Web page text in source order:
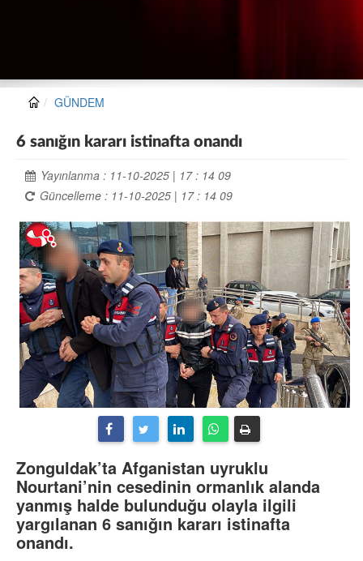
GÜNDEM
6 sanığın kararı istinafta onandı
Yayınlanma : 11-10-2025 | 17 : 14 09
Güncelleme : 11-10-2025 | 17 : 14 09
Zonguldak’ta Afganistan uyruklu
Nourtani’nin cesedinin ormanlık alanda
yanmış halde bulunduğu olayla ilgili
yargılanan 6 sanığın kararı istinafta
onandı.